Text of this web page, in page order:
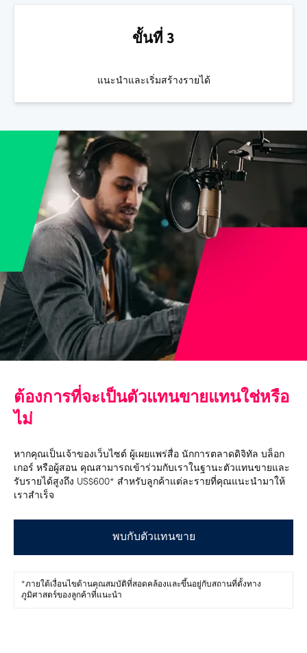
ขั้นที่ 3
แนะนำและเริ่มสร้างรายได้
ต้องการที่จะเป็นตัวแทนขายแทนใช่หรือ
ไม่
หากคุณเป็นเจ้าของเว็บไซต์ ผู้เผยแพร่สื่อ นักการตลาดดิจิทัล บล็อก
เกอร์ หรือผู้สอน คุณสามารถเข้าร่วมกับเราในฐานะตัวแทนขายและ
รับรายได้สูงถึง US$600* สำหรับลูกค้าแต่ละรายที่คุณแนะนำมาให้
เราสำเร็จ
พบกับตัวแทนขาย
*ภายใต้เงื่อนไขด้านคุณสมบัติที่สอดคล้องและขึ้นอยู่กับสถานที่ตั้งทาง
ภูมิศาสตร์ของลูกค้าที่แนะนำ